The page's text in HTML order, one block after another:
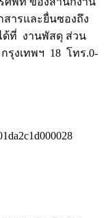
ารและยื่นซองถึง
ด้ที่ งานพัสดุ ส่วน
รุงเทพฯ 18 โทร.0-